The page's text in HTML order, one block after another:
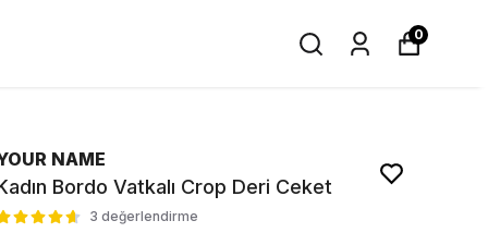
0
NAME
Bordo Vatkalı Crop Deri Ceket
3 değerlendirme